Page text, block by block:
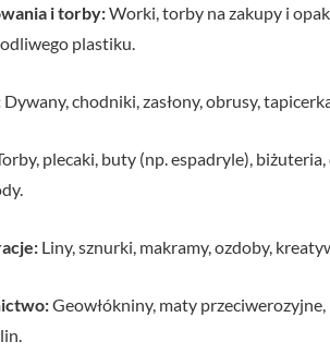
i torby:Worki, torby na zakupy i
plastiku.
Dywany, chodniki, zasłony, obrusy,
plecaki, buty (np. espadryle),
Liny, sznurki, makramy, ozdoby,
Geowłókniny, maty